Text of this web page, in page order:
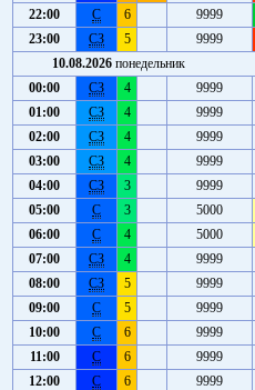
22:00
С 6 9999
23:00
СЗ 5 9999
10.08.2026 понедельник
00:00
СЗ 4 9999
01:00
СЗ 4 9999
02:00
СЗ 4 9999
03:00
СЗ 4 9999
04:00
СЗ 3 9999
05:00
С 3 5000
06:00
С 4 5000
07:00
СЗ 4 9999
08:00
СЗ 5 9999
09:00
С 5 9999
10:00
С 6 9999
11:00
С 6 9999
12:00
С 6 9999